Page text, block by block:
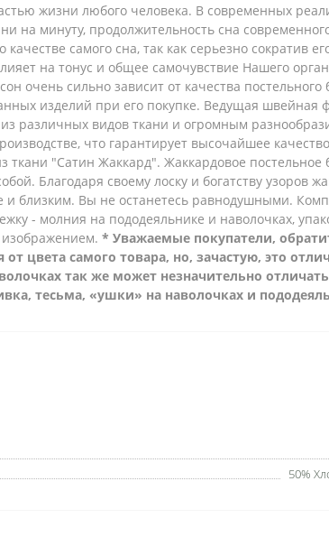
жизни любого человека. В современных
на минуту, продолжительность сна
качестве самого сна, так как серьезно
на тонус и общее самочувствие Нашего
очень сильно зависит от качества
изделий при его покупке. Ведущая
различных видов ткани и огромным
что гарантирует высочайшее
ткани "Сатин Жаккард". Жаккардовое постельное
Благодаря своему лоску и богатству узоров
и близким. Вы не останетесь равнодушными.
- молния на пододеяльнике и наволочках,
* Уважаемые покупатели,
цвета самого товара, но, зачастую, это
так же может незначительно
тесьма, «ушки» на наволочках и
50%